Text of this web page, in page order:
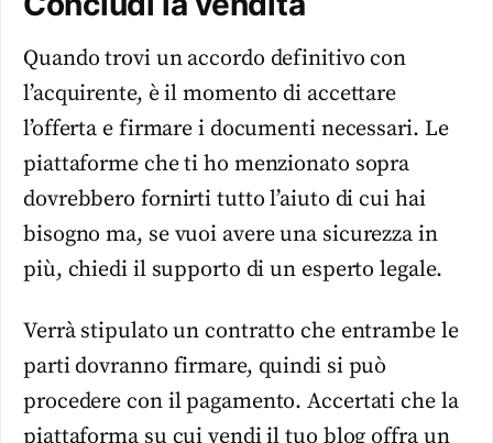
Quando trovi un accordo definitivo con
l’acquirente, è il momento di accettare
l’offerta e firmare i documenti necessari. Le
piattaforme che ti ho menzionato sopra
dovrebbero fornirti tutto l’aiuto di cui hai
bisogno ma, se vuoi avere una sicurezza in
più, chiedi il supporto di un esperto legale.
Verrà stipulato un contratto che entrambe le
parti dovranno firmare, quindi si può
procedere con il pagamento. Accertati che la
piattaforma su cui vendi il tuo blog offra un